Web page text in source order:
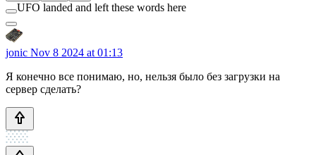
UFO landed and left these words here
jonic Nov 8 2024 at 01:13
Я конечно все понимаю, но, нельзя было без загрузки на
сервер сделать?